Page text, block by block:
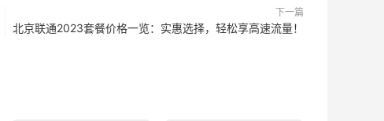
下一篇
北京联通2023套餐价格一览：实惠选择，轻松享高速流量！